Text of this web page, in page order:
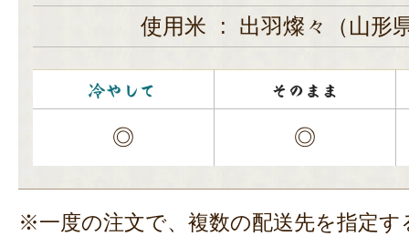
使用米
: 出羽燦々（山形
◎ ◎
※一度の注文で、複数の配送先を指定